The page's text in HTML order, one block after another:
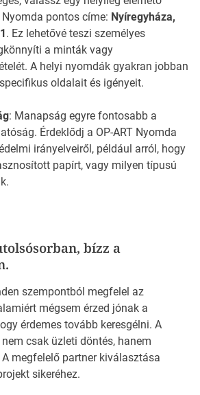
Nyomda pontos címe: Nyíregyháza,
. Ez lehetővé teszi személyes
a minták vagy
A helyi nyomdák gyakran jobban
oldalait és igényeit.
: Manapság egyre fontosabb a
Érdeklődj a OP-ART Nyomda
irányelveiről, például arról, hogy
papírt, vagy milyen típusú
bízz a
szempontból megfelel az
mégsem érzed jónak a
érdemes tovább keresgélni. A
csak üzleti döntés, hanem
megfelelő partner kiválasztása
sikeréhez.